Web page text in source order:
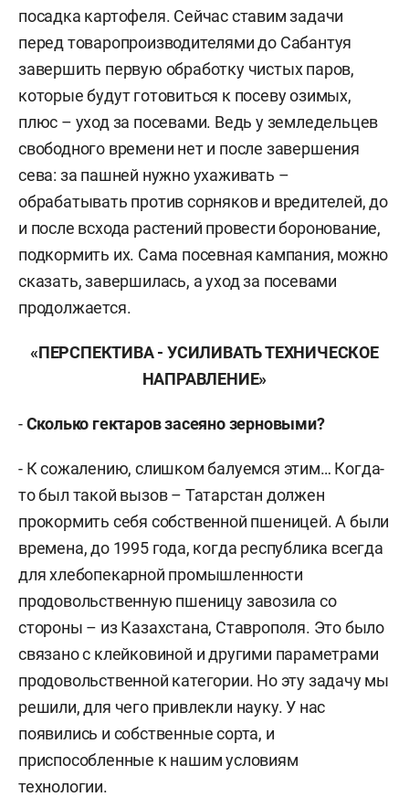
посадка картофеля. Сейчас ставим задачи
перед товаропроизводителями до Сабантуя
завершить первую обработку чистых паров,
которые будут готовиться к посеву озимых,
плюс – уход за посевами. Ведь у земледельцев
свободного времени нет и после завершения
сева: за пашней нужно ухаживать –
обрабатывать против сорняков и вредителей, до
и после всхода растений провести боронование,
подкормить их. Сама посевная кампания, можно
сказать, завершилась, а уход за посевами
продолжается.
«ПЕРСПЕКТИВА - УСИЛИВАТЬ ТЕХНИЧЕСКОЕ
НАПРАВЛЕНИЕ»
-Сколько гектаров засеяно зерновыми?
- К сожалению, слишком балуемся этим… Когда-
то был такой вызов – Татарстан должен
прокормить себя собственной пшеницей. А были
времена, до 1995 года, когда республика всегда
для хлебопекарной промышленности
продовольственную пшеницу завозила со
стороны – из Казахстана, Ставрополя. Это было
связано с клейковиной и другими параметрами
продовольственной категории. Но эту задачу мы
решили, для чего привлекли науку. У нас
появились и собственные сорта, и
приспособленные к нашим условиям
технологии.